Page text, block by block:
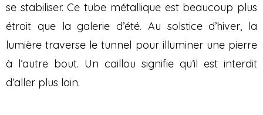
se stabiliser. Ce tube métallique est beaucoup plus
étroit que la galerie d’été. Au solstice d’hiver, la
lumière traverse le tunnel pour illuminer une pierre
à l’autre bout. Un caillou signifie qu’il est interdit
d’aller plus loin.